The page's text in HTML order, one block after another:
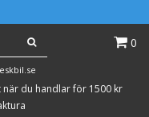
0
när du handlar för 1500 kr